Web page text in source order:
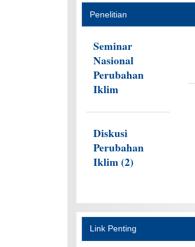
Penelitian
Seminar
Nasional
Perubahan
Iklim
Diskusi
Perubahan
Iklim (2)
Link Penting